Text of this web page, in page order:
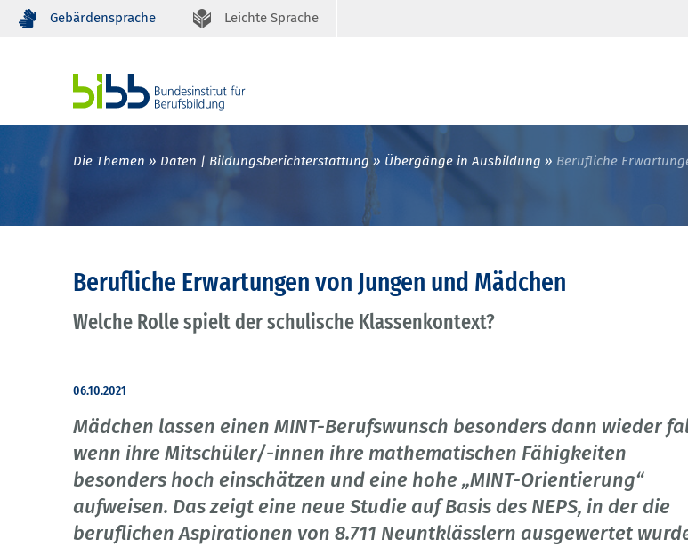
Gebärdensprache Leichte Sprache
Die Themen Daten | Bildungsberichterstattung Übergänge in Ausbildung Berufliche
Berufliche Erwartungen von Jungen und Mädchen
Welche Rolle spielt der schulische Klassenkontext?
06.10.2021
Mädchen lassen einen MINT-Berufswunsch besonders dann wieder
wenn ihre Mitschüler/-innen ihre mathematischen Fähigkeiten
besonders hoch einschätzen und eine hohe „MINT-Orientierung“
aufweisen. Das zeigt eine neue Studie auf Basis des NEPS, in der die
beruflichen Aspirationen von 8.711 Neuntklässlern ausgewertet